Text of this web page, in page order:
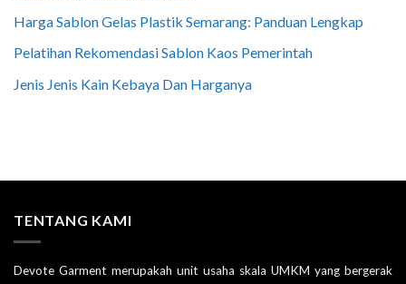
Harga Sablon Gelas Plastik Semarang: Panduan Lengkap
Pelatihan Rekomendasi Sablon Kaos Pemerintah
Jenis Jenis Kain Kebaya Dan Harganya
TENTANG KAMI
Devote Garment merupakah unit usaha skala UMKM yang bergerak